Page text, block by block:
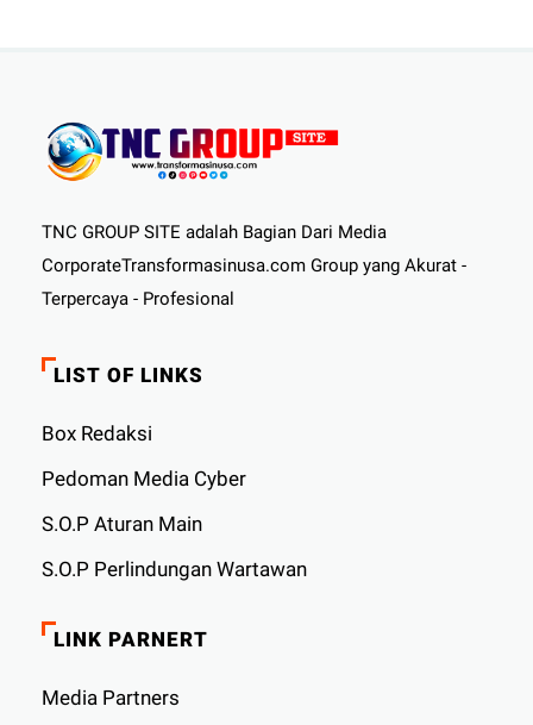
TNC GROUP SITE adalah Bagian Dari Media
CorporateTransformasinusa.com Group yang Akurat -
Terpercaya - Profesional
LIST OF LINKS
Box Redaksi
Pedoman Media Cyber
S.O.P Aturan Main
S.O.P Perlindungan Wartawan
LINK PARNERT
Media Partners